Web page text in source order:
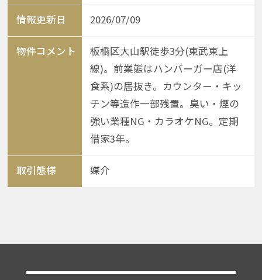
情報更新日 2026/07/09
物件コメント
板橋区大山駅徒歩3分(東武東上
線)。前業態はハンバーガー店(洋
食系)の居抜き。カウンター・キッ
チン等造作一部残置。臭い・煙の
強い業種NG・カラオケNG。定期
借家3年。
取引態様 媒介